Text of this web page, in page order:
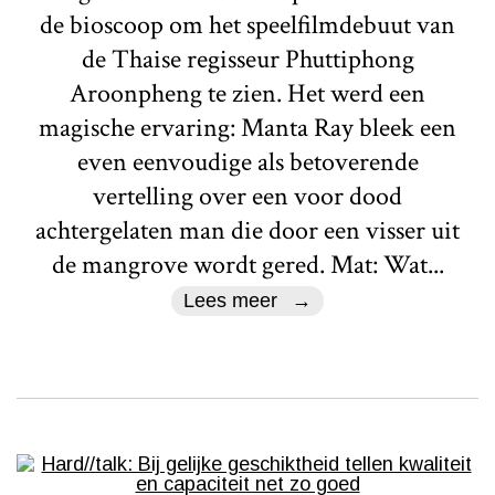
de bioscoop om het speelfilmdebuut van
de Thaise regisseur Phuttiphong
Aroonpheng te zien. Het werd een
magische ervaring: Manta Ray bleek een
even eenvoudige als betoverende
vertelling over een voor dood
achtergelaten man die door een visser uit
de mangrove wordt gered. Mat: Wat...
Lees meer